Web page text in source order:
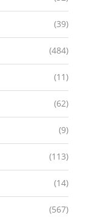
(39)
(484)
(11)
(62)
(9)
(113)
(14)
(567)